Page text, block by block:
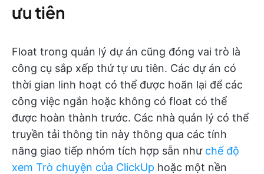
ưu tiên
Float trong quản lý dự án cũng đóng vai trò là
công cụ sắp xếp thứ tự ưu tiên. Các dự án có
thời gian linh hoạt có thể được hoãn lại để các
công việc ngắn hoặc không có float có thể
được hoàn thành trước. Các nhà quản lý có thể
truyền tải thông tin này thông qua các tính
năng giao tiếp nhóm tích hợp sẵn như chế độ
xem Trò chuyện của ClickUp hoặc một nền